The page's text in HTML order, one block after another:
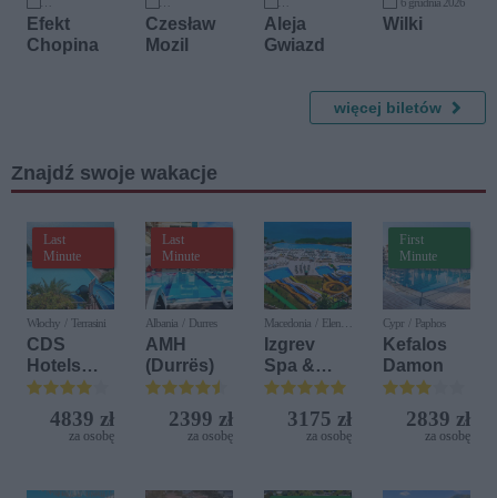
27 września 2026
Efekt
Chopina
1 października 2026
Czesław
Mozil
16 października 2026
Aleja
Gwiazd
Wilki
więcej biletów
Znajdź swoje wakacje
Last
Minute
Włochy / Terrasini
CDS
Hotels
Terrasini
(ex. Citta
del Mare)
4839 zł
za osobę
Last
Minute
Albania / Durres
AMH
(Durrës)
2399 zł
za osobę
Macedonia / Elen
Kamen
Izgrev
Spa &
Aquapark
3175 zł
za osobę
First
Minute
Cypr / Paphos
Kefalos
Damon
2839 zł
za osobę